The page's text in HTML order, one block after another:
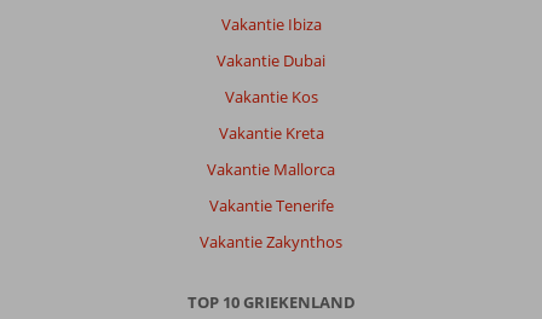
Vakantie Ibiza
Vakantie Dubai
Vakantie Kos
Vakantie Kreta
Vakantie Mallorca
Vakantie Tenerife
Vakantie Zakynthos
TOP 10 GRIEKENLAND